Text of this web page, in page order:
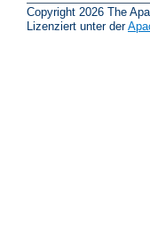
Copyright 2026 The
Lizenziert unter der